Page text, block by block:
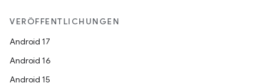
VERÖFFENTLICHUNGEN
Android 17
Android 16
Android 15